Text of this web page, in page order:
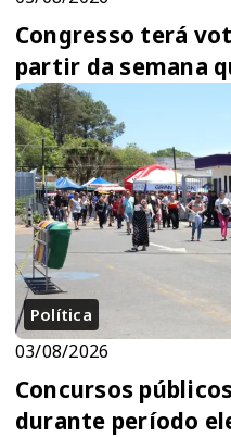
Congresso terá
partir da semana
Política
03/08/2026
Concursos
durante período